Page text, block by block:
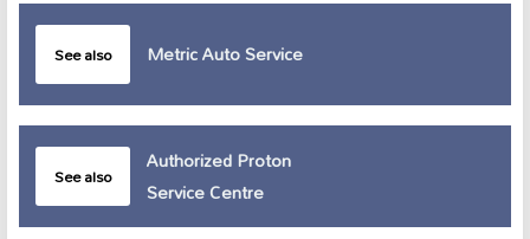
See also Metric Auto Service
See also
Authorized Proton
Service Centre